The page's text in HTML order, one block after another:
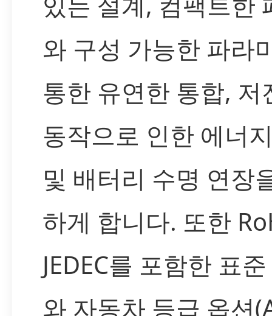
와 구성 가능한 파라
통한 유연한 통합, 저
동작으로 인한 에너
및 배터리 수명 연장
하게 합니다. 또한
JEDEC를 포함한 표
와 자동차 등급 옵션